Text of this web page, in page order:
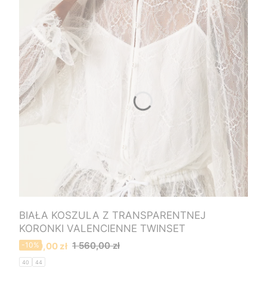
BIAŁA KOSZULA Z TRANSPARENTNEJ
KORONKI VALENCIENNE TWINSET
Cena promocyjna
1 400,00 zł 1 560,00 zł
-10%
40 44